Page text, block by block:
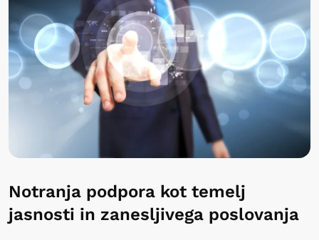
Notranja podpora kot temelj
jasnosti in zanesljivega poslovanja